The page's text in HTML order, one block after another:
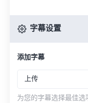
字幕设置
添加字幕
上传
为您的字幕选择最佳选